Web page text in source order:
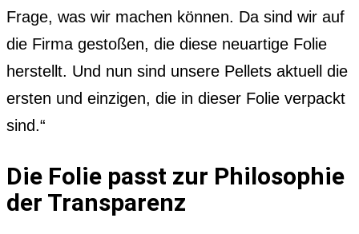
Frage, was wir machen können. Da sind wir auf
die Firma gestoßen, die diese neuartige Folie
herstellt. Und nun sind unsere Pellets aktuell die
ersten und einzigen, die in dieser Folie verpackt
sind.“
Die Folie passt zur Philosophie
der Transparenz